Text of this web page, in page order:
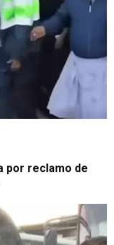
por reclamo de